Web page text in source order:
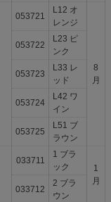
053721
L12 オ
レンジ
8
月
053722
L23 ピ
ンク
053723
L33 レ
ッド
053724
L42 ワ
イン
053725
L51 ブ
ラウン
033711
1 ブラ
ック
1
月
033712
2 ブラ
ウン